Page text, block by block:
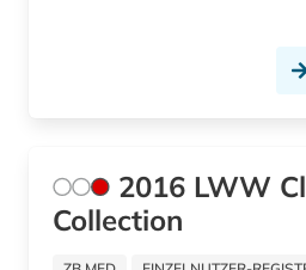
arzneimittelsicherheit (1)
2016 LWW
Collection